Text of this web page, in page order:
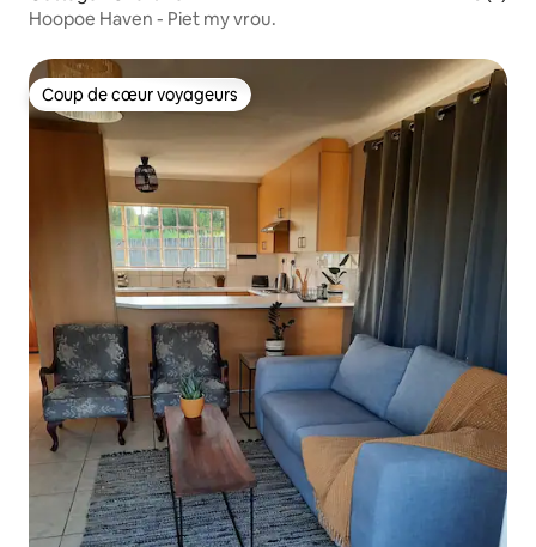
Hoopoe Haven - Piet my vrou.
Coup de cœur voyageurs
Coup de cœur voyageurs